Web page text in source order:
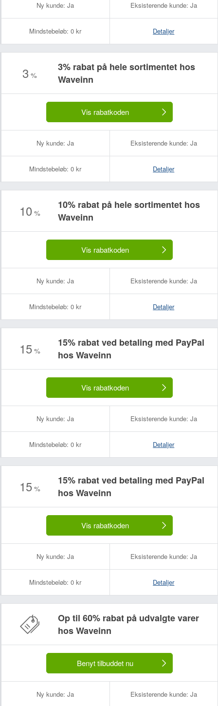
Ny kunde: Ja Eksisterende kunde: Ja
Mindstebeløb: 0 kr Detaljer
3 %
3% rabat på hele sortimentet hos
Waveinn
Vis rabatkoden
Ny kunde: Ja Eksisterende kunde: Ja
Mindstebeløb: 0 kr Detaljer
10 %
10% rabat på hele sortimentet hos
Waveinn
Vis rabatkoden
Ny kunde: Ja Eksisterende kunde: Ja
Mindstebeløb: 0 kr Detaljer
15 %
15% rabat ved betaling med PayPal
hos Waveinn
Vis rabatkoden
Ny kunde: Ja Eksisterende kunde: Ja
Mindstebeløb: 0 kr Detaljer
15 %
15% rabat ved betaling med PayPal
hos Waveinn
Vis rabatkoden
Ny kunde: Ja Eksisterende kunde: Ja
Mindstebeløb: 0 kr Detaljer
Op til 60% rabat på udvalgte varer
hos Waveinn
Benyt tilbuddet nu
Ny kunde: Ja Eksisterende kunde: Ja